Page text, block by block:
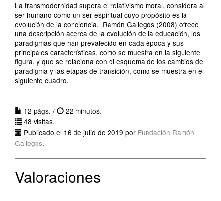
La transmodernidad supera el relativismo moral, considera al
ser humano como un ser espiritual cuyo propósito es la
evolución de la conciencia. Ramón Gallegos (2008) ofrece
una descripción acerca de la evolución de la educación, los
paradigmas que han prevalecido en cada época y sus
principales características, como se muestra en la siguiente
figura, y que se relaciona con el esquema de los cambios de
paradigma y las etapas de transición, como se muestra en el
siguiente cuadro.
12 págs. /
22 minutos.
48 visitas.
Publicado el 16 de julio de 2019 por Fundación Ramón
Gallegos.
Valoraciones